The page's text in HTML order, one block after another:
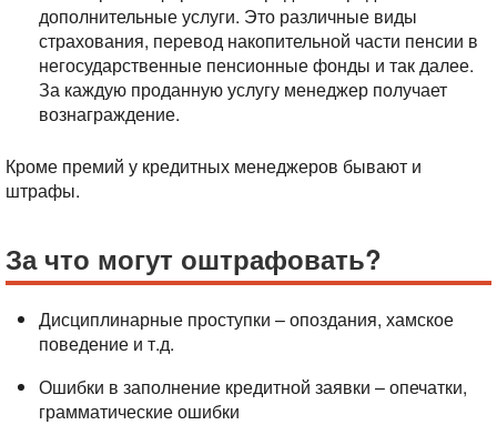
дополнительные услуги. Это различные виды
страхования, перевод накопительной части пенсии в
негосударственные пенсионные фонды и так далее.
За каждую проданную услугу менеджер получает
вознаграждение.
Кроме премий у кредитных менеджеров бывают и
штрафы.
За что могут оштрафовать?
Дисциплинарные проступки – опоздания, хамское
поведение и т.д.
Ошибки в заполнение кредитной заявки – опечатки,
грамматические ошибки